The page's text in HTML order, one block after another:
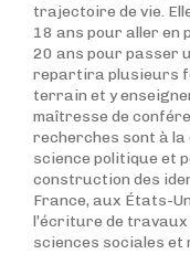
trajectoire de vie.
18 ans pour aller en
20 ans pour passer
repartira plusieurs
terrain et y
maîtresse de
recherches sont à la
science politique et
construction des
France, aux États-
l’écriture de travaux
sciences sociales et